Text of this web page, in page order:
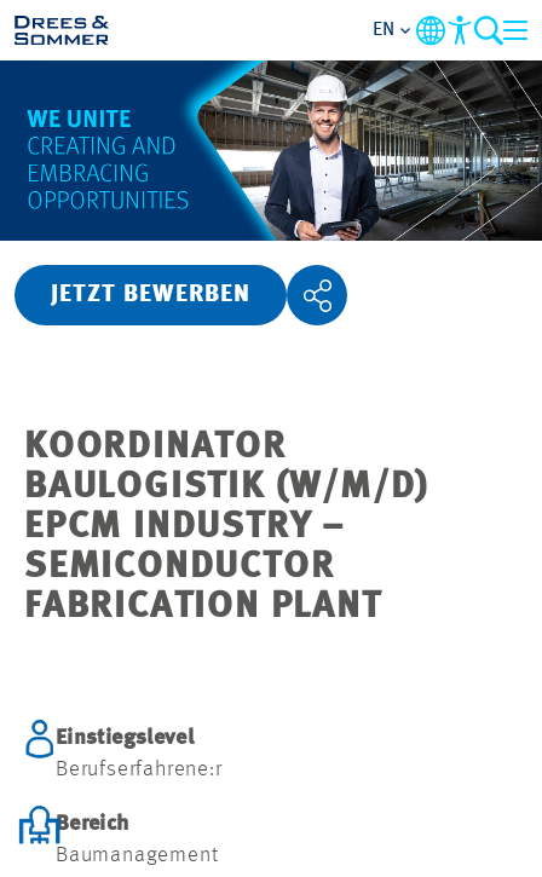
OVERVIEW
ABOUT US
AREAS OF ACTIVITY
ALL ABOUT APPLYING
JOB-OPPORTUNITIES
EN
JETZT BEWERBEN
KOORDINATOR
BAULOGISTIK (W/M/D)
EPCM INDUSTRY –
SEMICONDUCTOR
FABRICATION PLANT
Einstiegslevel
Berufserfahrene:r
Bereich
Baumanagement